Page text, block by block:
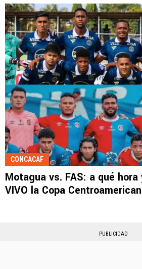
CONCACAF
Motagua vs. FAS: a qué hora
VIVO la Copa
PUBLICIDAD